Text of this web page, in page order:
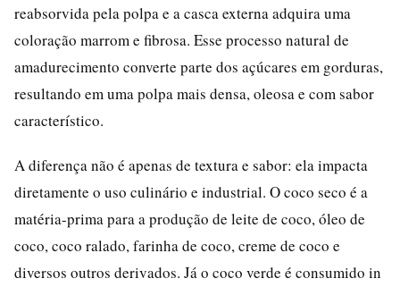
reabsorvida pela polpa e a casca externa adquira uma
coloração marrom e fibrosa. Esse processo natural de
amadurecimento converte parte dos açúcares em gorduras,
resultando em uma polpa mais densa, oleosa e com sabor
característico.
A diferença não é apenas de textura e sabor: ela impacta
diretamente o uso culinário e industrial. O coco seco é a
matéria-prima para a produção de leite de coco, óleo de
coco, coco ralado, farinha de coco, creme de coco e
diversos outros derivados. Já o coco verde é consumido in